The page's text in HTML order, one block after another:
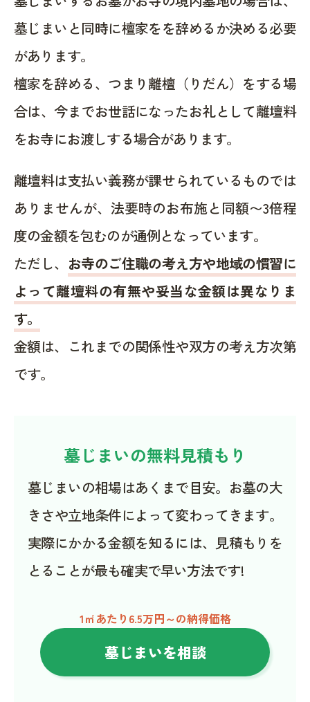
墓じまいと同時に檀家をを辞めるか決める必要
があります。
檀家を辞める、つまり離檀（りだん）をする場
合は、今までお世話になったお礼として離壇料
をお寺にお渡しする場合があります。
離壇料は支払い義務が課せられているものでは
ありませんが、法要時のお布施と同額〜3倍程
度の金額を包むのが通例となっています。
ただし、 お寺のご住職の考え方や地域の慣習に
よって離壇料の有無や妥当な金額は異なりま
す。
金額は、これまでの関係性や双方の考え方次第
です。
墓じまいの無料見積もり
墓じまいの相場はあくまで目安。お墓の大
きさや立地条件によって変わってきます。
実際にかかる金額を知るには、見積もりを
とることが最も確実で早い方法です!
1㎡あたり6.5万円～の納得価格
墓じまいを相談